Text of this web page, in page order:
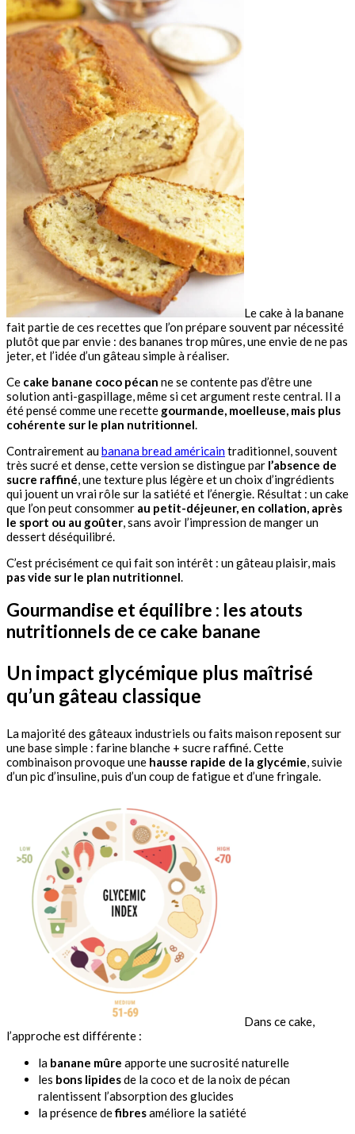
Le cake à la banane
fait partie de ces recettes que l’on prépare souvent par nécessité
plutôt que par envie : des bananes trop mûres, une envie de ne pas
jeter, et l’idée d’un gâteau simple à réaliser.
Ce cake banane coco pécan ne se contente pas d’être une
solution anti-gaspillage, même si cet argument reste central. Il a
été pensé comme une recette gourmande, moelleuse, mais plus
cohérente sur le plan nutritionnel.
Contrairement aubanana bread américaintraditionnel, souvent
très sucré et dense, cette version se distingue par l’absence de
sucre raffiné, une texture plus légère et un choix d’ingrédients
qui jouent un vrai rôle sur la satiété et l’énergie. Résultat : un cake
que l’on peut consommer au petit-déjeuner, en collation, après
le sport ou au goûter, sans avoir l’impression de manger un
dessert déséquilibré.
C’est précisément ce qui fait son intérêt : un gâteau plaisir, mais
pas vide sur le plan nutritionnel.
Gourmandise et équilibre : les atouts
nutritionnels de ce cake banane
Un impact glycémique plus maîtrisé
qu’un gâteau classique
La majorité des gâteaux industriels ou faits maison reposent sur
une base simple : farine blanche + sucre raffiné. Cette
combinaison provoque une hausse rapide de la glycémie, suivie
d’un pic d’insuline, puis d’un coup de fatigue et d’une fringale.
Dans ce cake,
l’approche est différente :
la banane mûre apporte une sucrosité naturelle
les bons lipidesde la coco et de la noix de pécan
ralentissent l’absorption des glucides
la présence defibresaméliore la satiété